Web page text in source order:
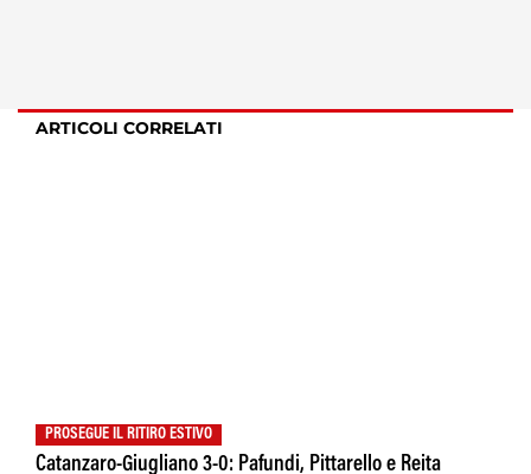
ARTICOLI CORRELATI
PROSEGUE IL RITIRO ESTIVO
Catanzaro-Giugliano 3-0: Pafundi, Pittarello e Reita